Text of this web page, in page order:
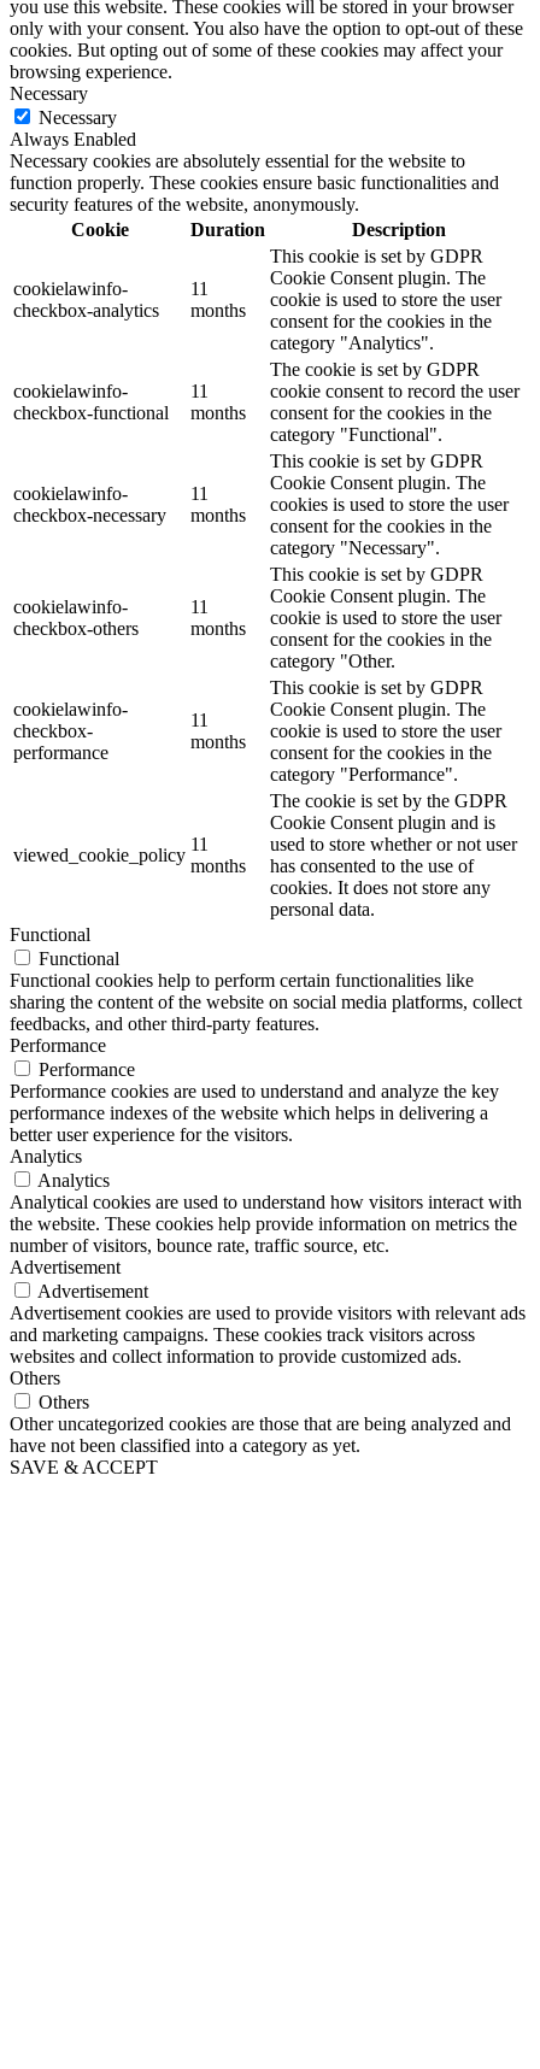
you use this website. These cookies will be stored in your browser
only with your consent. You also have the option to opt-out of these
cookies. But opting out of some of these cookies may affect your
browsing experience.
Necessary
Necessary
Always Enabled
Necessary cookies are absolutely essential for the website to
function properly. These cookies ensure basic functionalities and
security features of the website, anonymously.
Cookie
Duration Description
cookielawinfo-
checkbox-analytics
11
months
This cookie is set by GDPR
Cookie Consent plugin. The
cookie is used to store the user
consent for the cookies in the
category "Analytics".
cookielawinfo-
checkbox-functional
11
months
The cookie is set by GDPR
cookie consent to record the user
consent for the cookies in the
category "Functional".
cookielawinfo-
checkbox-necessary
11
months
This cookie is set by GDPR
Cookie Consent plugin. The
cookies is used to store the user
consent for the cookies in the
category "Necessary".
cookielawinfo-
checkbox-others
11
months
This cookie is set by GDPR
Cookie Consent plugin. The
cookie is used to store the user
consent for the cookies in the
category "Other.
cookielawinfo-
checkbox-
performance
11
months
This cookie is set by GDPR
Cookie Consent plugin. The
cookie is used to store the user
consent for the cookies in the
category "Performance".
viewed_cookie_policy
11
months
The cookie is set by the GDPR
Cookie Consent plugin and is
used to store whether or not user
has consented to the use of
cookies. It does not store any
personal data.
Functional
Functional
Functional cookies help to perform certain functionalities like
sharing the content of the website on social media platforms, collect
feedbacks, and other third-party features.
Performance
Performance
Performance cookies are used to understand and analyze the key
performance indexes of the website which helps in delivering a
better user experience for the visitors.
Analytics
Analytics
Analytical cookies are used to understand how visitors interact with
the website. These cookies help provide information on metrics the
number of visitors, bounce rate, traffic source, etc.
Advertisement
Advertisement
Advertisement cookies are used to provide visitors with relevant ads
and marketing campaigns. These cookies track visitors across
websites and collect information to provide customized ads.
Others
Others
Other uncategorized cookies are those that are being analyzed and
have not been classified into a category as yet.
SAVE & ACCEPT